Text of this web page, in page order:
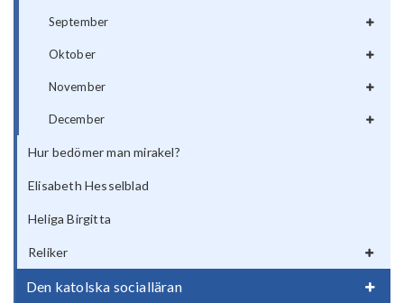
September
Oktober
November
December
Hur bedömer man mirakel?
Elisabeth Hesselblad
Heliga Birgitta
Reliker
Den katolska socialläran